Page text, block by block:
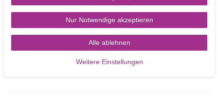
gesättigt
Zucker
0 kj / 0 kcal 0g 0g 0g 0g 0g
Nur Notwendige akzeptieren
Alle ablehnen
Weitere Einstellungen